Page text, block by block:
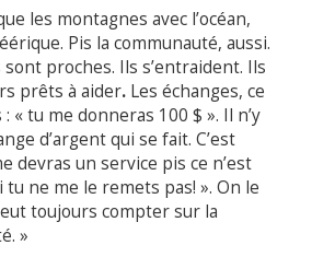
les montagnes avec l’océan,
Pis la communauté, aussi.
sont proches. Ils s’entraident. Ils
prêts à aider. Les échanges, ce
: « tu me donneras 100 $ ». Il n’y
d’argent qui se fait. C’est
devras un service pis ce n’est
tu ne me le remets pas! ». On le
toujours compter sur la
»